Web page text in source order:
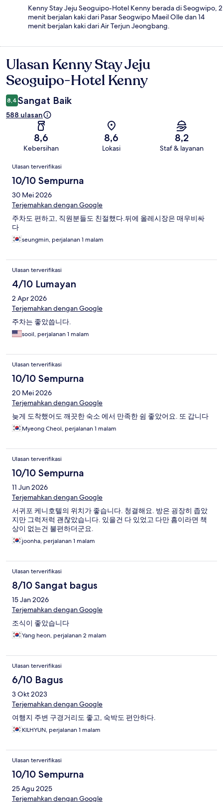
Kenny Stay Jeju Seoguipo-Hotel Kenny berada di Seogwipo, 2
menit berjalan kaki dari Pasar Seogwipo Maeil Olle dan 14
menit berjalan kaki dari Air Terjun Jeongbang.
Ulasan
Ulasan Kenny Stay Jeju
Seoguipo-Hotel Kenny
8,4 Sangat Baik
588 ulasan
8,6
Kebersihan
8,6
Lokasi
8,2
Staf & layanan
Ulasan
Ulasan terverifikasi
10/10 Sempurna
30 Mei 2026
Terjemahkan dengan Google
주차도 편하고, 직원분들도 친절했다.뒤에 올레시장은 매우비싸
다
seungmin, perjalanan 1 malam
Ulasan terverifikasi
4/10 Lumayan
2 Apr 2026
Terjemahkan dengan Google
주차는 좋았씁니다.
sooil, perjalanan 1 malam
Ulasan terverifikasi
10/10 Sempurna
20 Mei 2026
Terjemahkan dengan Google
늦게 도착했어도 깨끗한 숙소 에서 만족한 쉼 좋았어요. 또 갑니다
Myeong Cheol, perjalanan 1 malam
Ulasan terverifikasi
10/10 Sempurna
11 Jun 2026
Terjemahkan dengan Google
서귀포 케니호텔의 위치가 좋습니다. 청결해요. 방은 굉장히 좁았
지만 그럭저럭 괜찮았습니다. 있을건 다 있었고 다만 흠이라면 책
상이 없는건 불편하더군요.
joonha, perjalanan 1 malam
Ulasan terverifikasi
8/10 Sangat bagus
15 Jan 2026
Terjemahkan dengan Google
조식이 좋았습니다
Yang heon, perjalanan 2 malam
Ulasan terverifikasi
6/10 Bagus
3 Okt 2023
Terjemahkan dengan Google
여행지 주변 구경거리도 좋고, 숙박도 편안하다.
KILHYUN, perjalanan 1 malam
Ulasan terverifikasi
10/10 Sempurna
25 Agu 2025
Terjemahkan dengan Google